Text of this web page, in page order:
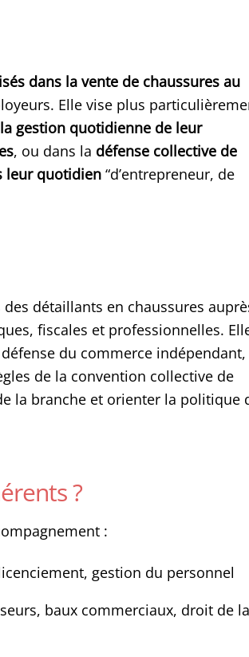
dans la vente de chaussures au
Elle vise plus
gestion quotidienne de leur
, ou dans la défense collective de
leur quotidien “d’entrepreneur, de
détaillants en chaussures
fiscales et professionnelles.
du commerce
de la convention collective de
la branche et orienter la politique
?
:
gestion du personnel
baux commerciaux, droit de la